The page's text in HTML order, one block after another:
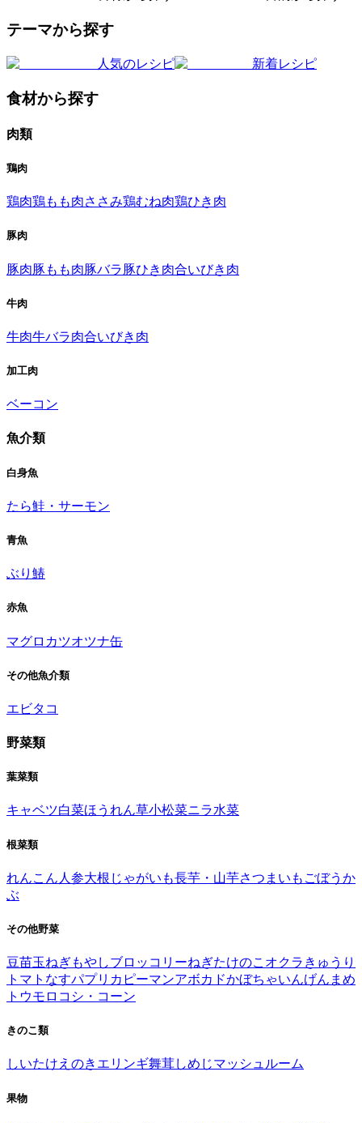
テーマから探す
人気のレシピ 新着レシピ
食材から探す
肉類
鶏肉
鶏肉鶏もも肉ささみ鶏むね肉鶏ひき肉
豚肉
豚肉豚もも肉豚バラ豚ひき肉合いびき肉
牛肉
牛肉牛バラ肉合いびき肉
加工肉
ベーコン
魚介類
白身魚
たら鮭・サーモン
青魚
ぶり 鰆
赤魚
マグロ カツオツナ缶
その他魚介類
エビタコ
野菜類
葉菜類
キャベツ白菜ほうれん草小松菜ニラ水菜
根菜類
れんこん 人参大根 じゃがいも長芋・山芋さつまいも ごぼう か
ぶ
その他野菜
豆苗玉ねぎもやしブロッコリーねぎたけのこ オクラ きゅうり
トマト なすパプリカ ピーマンアボカドかぼちゃいんげんまめ
トウモロコシ・コーン
きのこ類
しいたけ えのき エリンギ舞茸しめじマッシュルーム
果物